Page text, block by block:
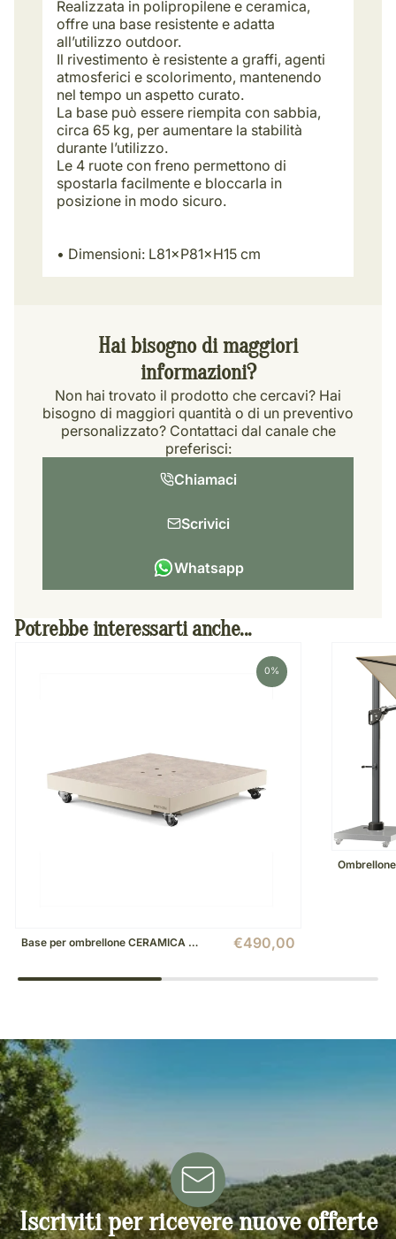
Realizzata in polipropilene e ceramica,
offre una base resistente e adatta
all’utilizzo outdoor.
Il rivestimento è resistente a graffi, agenti
atmosferici e scolorimento, mantenendo
nel tempo un aspetto curato.
La base può essere riempita con sabbia,
circa 65 kg, per aumentare la stabilità
durante l’utilizzo.
Le 4 ruote con freno permettono di
spostarla facilmente e bloccarla in
posizione in modo sicuro.
• Dimensioni: L81×P81×H15 cm
Hai bisogno di maggiori
informazioni?
Non hai trovato il prodotto che cercavi? Hai
bisogno di maggiori quantità o di un preventivo
personalizzato? Contattaci dal canale che
preferisci:
Chiamaci
Scrivici
Whatsapp
Potrebbe interessarti anche...
0%
Base per ombrellone CERAMICA 90kg €490,00
Iscriviti per ricevere nuove offerte